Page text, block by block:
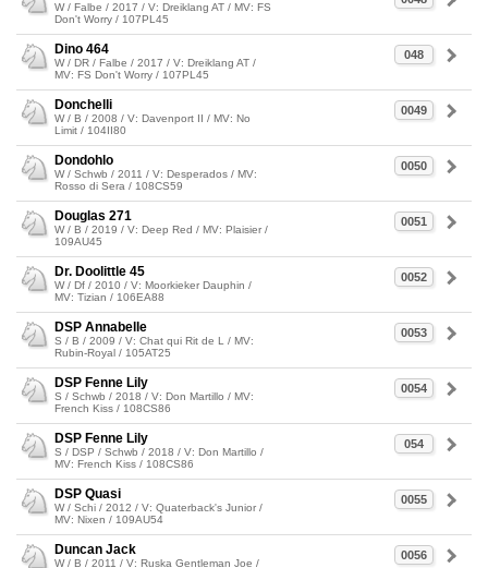
W / Falbe / 2017 / V: Dreiklang AT / MV: FS
Don't Worry / 107PL45
048
Dino 464
W / DR / Falbe / 2017 / V: Dreiklang AT /
MV: FS Don't Worry / 107PL45
0049
Donchelli
W / B / 2008 / V: Davenport II / MV: No
Limit / 104II80
0050
Dondohlo
W / Schwb / 2011 / V: Desperados / MV:
Rosso di Sera / 108CS59
0051
Douglas 271
W / B / 2019 / V: Deep Red / MV: Plaisier /
109AU45
0052
Dr. Doolittle 45
W / Df / 2010 / V: Moorkieker Dauphin /
MV: Tizian / 106EA88
0053
DSP Annabelle
S / B / 2009 / V: Chat qui Rit de L / MV:
Rubin-Royal / 105AT25
0054
DSP Fenne Lily
S / Schwb / 2018 / V: Don Martillo / MV:
French Kiss / 108CS86
054
DSP Fenne Lily
S / DSP / Schwb / 2018 / V: Don Martillo /
MV: French Kiss / 108CS86
0055
DSP Quasi
W / Schi / 2012 / V: Quaterback's Junior /
MV: Nixen / 109AU54
0056
Duncan Jack
W / B / 2011 / V: Ruska Gentleman Joe /